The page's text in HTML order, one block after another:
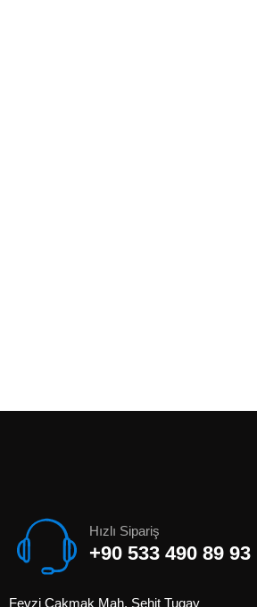
Hızlı Sipariş
+90 533 490 89 93
Fevzi Çakmak Mah. Şehit Tugay